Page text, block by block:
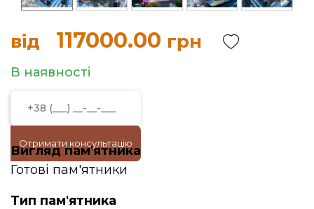
від 117000.00 грн
В наявності
Отримати консультацію
Вигляд пам'ятника
Готові пам'ятники
Тип пам'ятника